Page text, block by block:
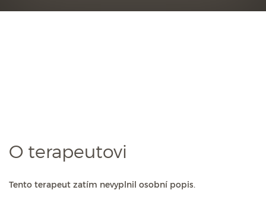
O terapeutovi
Tento terapeut zatím nevyplnil osobní popis.